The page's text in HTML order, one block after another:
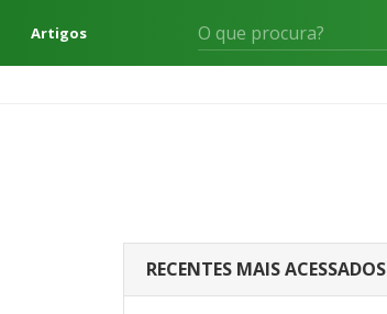
Artigos
RECENTES MAIS ACESSADOS